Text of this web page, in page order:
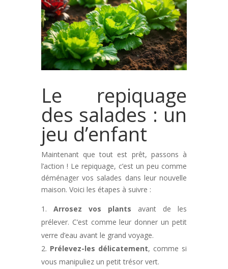
Le repiquage
des salades : un
jeu d’enfant
Maintenant que tout est prêt, passons à
l’action ! Le repiquage, c’est un peu comme
déménager vos salades dans leur nouvelle
maison. Voici les étapes à suivre :
Arrosez vos plants avant de les
prélever. C’est comme leur donner un petit
verre d’eau avant le grand voyage.
Prélevez-les délicatement, comme si
vous manipuliez un petit trésor vert.